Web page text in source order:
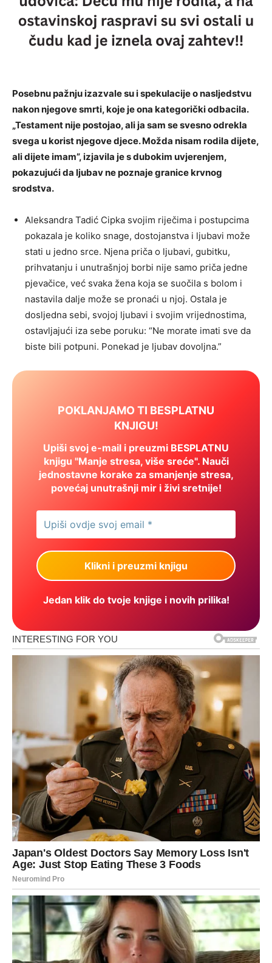
Posebnu pažnju izazvale su i spekulacije o nasljedstvu
nakon njegove smrti, koje je ona kategorički odbacila.
„Testament nije postojao, ali ja sam se svesno odrekla
svega u korist njegove djece. Možda nisam rodila dijete,
ali dijete imam”, izjavila je s dubokim uvjerenjem,
pokazujući da ljubav ne poznaje granice krvnog
srodstva.
Aleksandra Tadić Cipka svojim riječima i postupcima
pokazala je koliko snage, dostojanstva i ljubavi može
stati u jedno srce. Njena priča o ljubavi, gubitku,
prihvatanju i unutrašnjoj borbi nije samo priča jedne
pjevačice, već svaka žena koja se suočila s bolom i
nastavila dalje može se pronaći u njoj. Ostala je
dosljedna sebi, svojoj ljubavi i svojim vrijednostima,
ostavljajući iza sebe poruku: “Ne morate imati sve da
biste bili potpuni. Ponekad je ljubav dovoljna.”
POKLANJAMO TI BESPLATNU
KNJIGU!
Upiši svoj e-mail i preuzmi BESPLATNU
knjigu "Manje stresa, više sreće". Nauči
jednostavne korake za smanjenje stresa,
povećaj unutrašnji mir i živi sretnije!
Jedan klik do tvoje knjige i novih prilika!